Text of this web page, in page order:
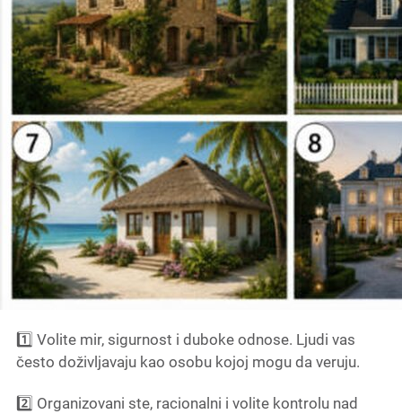
1️⃣ Volite mir, sigurnost i duboke odnose. Ljudi vas
često doživljavaju kao osobu kojoj mogu da veruju.
2️⃣ Organizovani ste, racionalni i volite kontrolu nad